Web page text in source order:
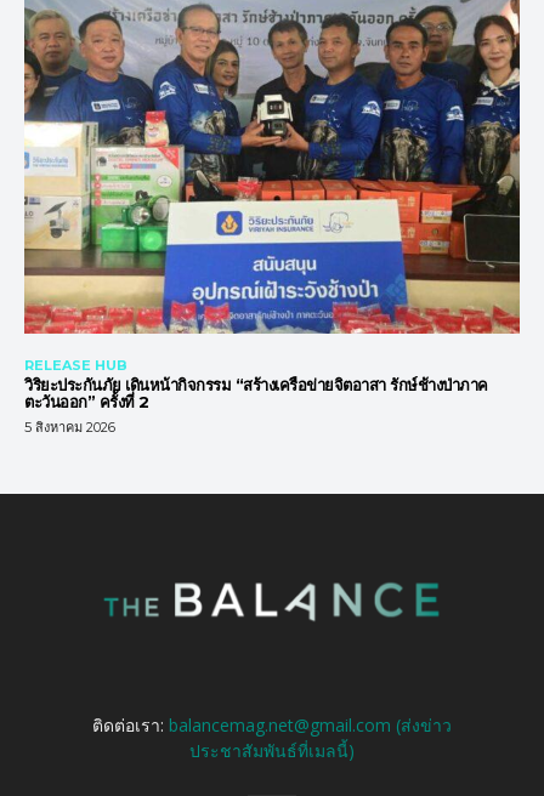
RELEASE HUB
วิริยะประกันภัย เดินหน้ากิจกรรม “สร้างเครือข่ายจิตอาสา รักษ์ช้างป่าภาค
ตะวันออก” ครั้งที่ 2
5 สิงหาคม 2026
ติดต่อเรา: balancemag.net@gmail.com (ส่งข่าว
ประชาสัมพันธ์ที่เมลนี้)